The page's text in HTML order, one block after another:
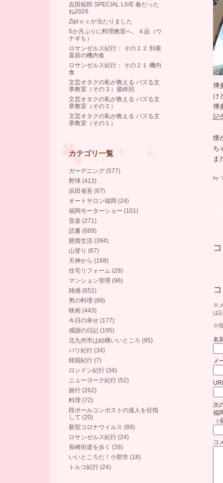
吉田拓郎 SPECIAL LIVE 春だった
ね2026
Ziplｏｃが当たりました
5か月ぶりに料理教室へ、４品（ウ
ナギも）
ロサンゼルス紀行： その２２ 到着
直前の機内食
ロサンゼルス紀行： その２１ 機内
食
文芸オタクの私が教える バズる文
章教室（その３）最終回
文芸オタクの私が教える バズる文
章教室（その２）
文芸オタクの私が教える バズる文
章教室（その１）
カテゴリ一覧
ガーデニング (577)
野球 (412)
浜田省吾 (67)
オートサロン福岡 (24)
福岡モーターショー (101)
音楽 (271)
読書 (669)
懸賞生活 (394)
山登り (67)
天神から (168)
住宅リフォーム (28)
マンション管理 (96)
雑感 (651)
男の料理 (99)
映画 (443)
今日の幸せ (177)
感謝の日記 (195)
北九州市は結構いいところ (95)
パリ紀行 (34)
韓国紀行 (7)
ロンドン紀行 (34)
ニューヨーク紀行 (52)
旅行 (262)
料理 (72)
段ボールコンポストの達人を目指
して (20)
新型コロナウイルス (89)
ロサンゼルス紀行 (24)
長崎街道を歩く (28)
いいところだ！小郡市 (18)
トルコ紀行 (24)
博
け
博
記
懐
ち
ま
by
※
は
※
名
メ
次
福
コ